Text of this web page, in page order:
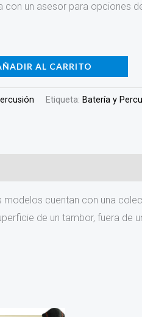
con un asesor para opciones
AL CARRITO
Etiqueta: Batería y
modelos cuentan con una
de un tambor, fuera de